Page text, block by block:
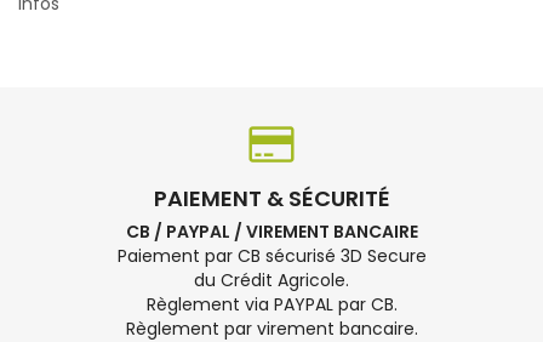
PAIEMENT & SÉCURITÉ
CB / PAYPAL / VIREMENT BANCAIRE
Paiement par CB sécurisé 3D Secure
du Crédit Agricole.
Règlement via PAYPAL par CB.
Règlement par virement bancaire.